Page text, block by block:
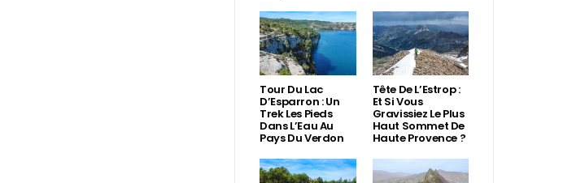
Tour Du Lac
D’Esparron : Un
Trek Les Pieds
Dans L’Eau Au
Pays Du Verdon
Tête De L’Estrop :
Et Si Vous
Gravissiez Le Plus
Haut Sommet De
Haute Provence ?